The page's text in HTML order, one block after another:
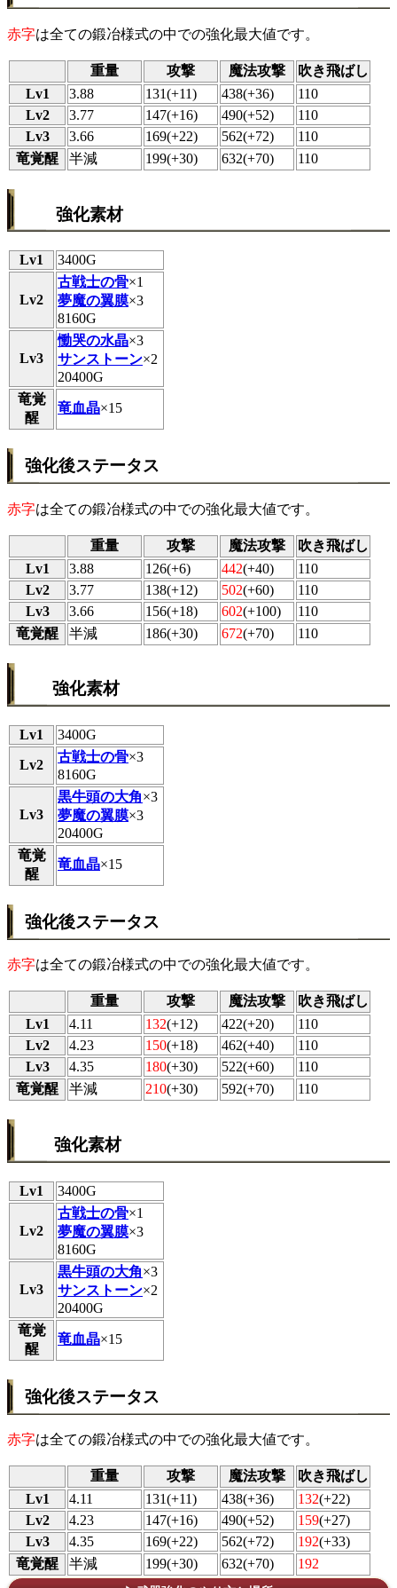
赤字は全ての鍛冶様式の中での強化最大値です。
重量 攻撃 魔法攻撃
吹き飛ばし
Lv1
3.88 131(+11) 438(+36)
110
Lv2
3.77 147(+16) 490(+52)
110
Lv3
3.66 169(+22) 562(+72)
110
竜覚醒
半減 199(+30) 632(+70) 110
強化素材
Lv1 3400G
Lv2
古戦士の骨×1
夢魔の翼膜×3
8160G
Lv3
慟哭の水晶×3
サンストーン×2
20400G
竜覚
醒
竜血晶×15
強化後ステータス
赤字は全ての鍛冶様式の中での強化最大値です。
重量 攻撃 魔法攻撃
吹き飛ばし
Lv1
3.88 126(+6) 442(+40)
110
Lv2
3.77 138(+12) 502(+60)
110
Lv3
3.66 156(+18) 602(+100)
110
竜覚醒
半減 186(+30) 672(+70) 110
強化素材
Lv1
3400G
Lv2
古戦士の骨×3
8160G
Lv3
黒牛頭の大角×3
夢魔の翼膜×3
20400G
竜覚
醒
竜血晶×15
強化後ステータス
赤字は全ての鍛冶様式の中での強化最大値です。
重量 攻撃 魔法攻撃
吹き飛ばし
Lv1
4.11 132(+12) 422(+20)
110
Lv2
4.23 150(+18) 462(+40)
110
Lv3
4.35 180(+30) 522(+60)
110
竜覚醒
半減 210(+30) 592(+70) 110
強化素材
Lv1 3400G
Lv2
古戦士の骨×1
夢魔の翼膜×3
8160G
Lv3
黒牛頭の大角×3
サンストーン×2
20400G
竜覚
醒
竜血晶×15
強化後ステータス
赤字は全ての鍛冶様式の中での強化最大値です。
重量 攻撃 魔法攻撃
吹き飛ばし
Lv1
4.11 131(+11) 438(+36) 132(+22)
Lv2
4.23 147(+16) 490(+52) 159(+27)
Lv3
4.35 169(+22) 562(+72) 192(+33)
竜覚醒
半減 199(+30) 632(+70) 192